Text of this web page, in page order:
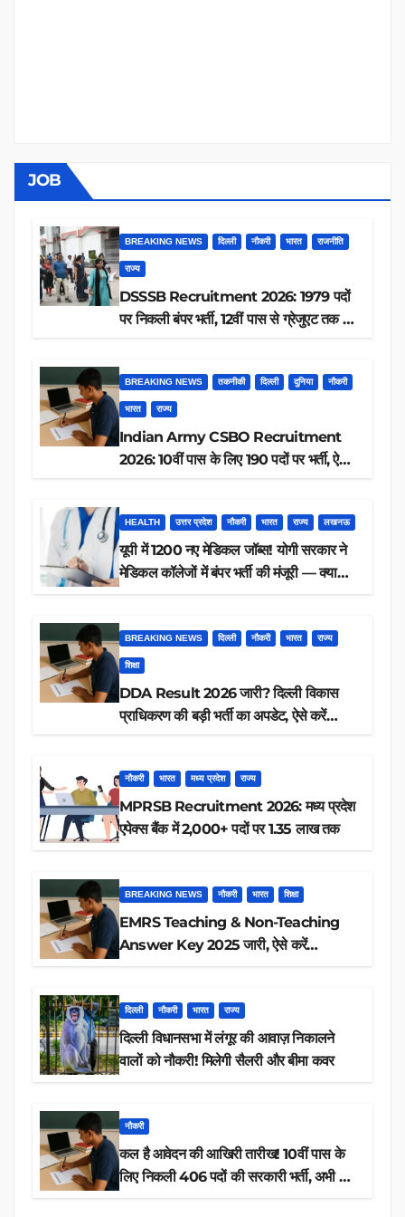
JOB
BREAKING NEWS दिल्ली नौकरी भारत राजनीति
राज्य
DSSSB Recruitment 2026: 1979 पदों
पर निकली बंपर भर्ती, 12वीं पास से ग्रेजुएट तक करें
BREAKING NEWS तकनीकी दिल्ली दुनिया नौकरी
भारत राज्य
Indian Army CSBO Recruitment
2026: 10वीं पास के लिए 190 पदों पर भर्ती, ऐसे
HEALTH उत्तर प्रदेश नौकरी भारत राज्य लखनऊ
यूपी में 1200 नए मेडिकल जॉब्स! योगी सरकार ने
मेडिकल कॉलेजों में बंपर भर्ती की मंजूरी — क्या
BREAKING NEWS दिल्ली नौकरी भारत राज्य
शिक्षा
DDA Result 2026 जारी? दिल्ली विकास
प्राधिकरण की बड़ी भर्ती का अपडेट, ऐसे करें
नौकरी भारत मध्य प्रदेश राज्य
MPRSB Recruitment 2026: मध्य प्रदेश
एपेक्स बैंक में 2,000+ पदों पर 1.35 लाख तक
BREAKING NEWS नौकरी भारत शिक्षा
EMRS Teaching & Non-Teaching
Answer Key 2025 जारी, ऐसे करें
दिल्ली नौकरी भारत राज्य
दिल्ली विधानसभा में लंगूर की आवाज़ निकालने
वालों को नौकरी! मिलेगी सैलरी और बीमा कवर
नौकरी
कल है आवेदन की आखिरी तारीख! 10वीं पास के
लिए निकली 406 पदों की सरकारी भर्ती, अभी करें